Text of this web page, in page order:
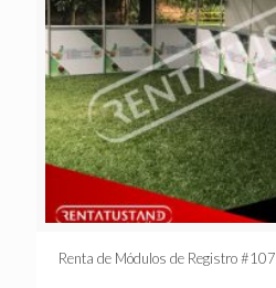
Renta de Módulos de Registro #107